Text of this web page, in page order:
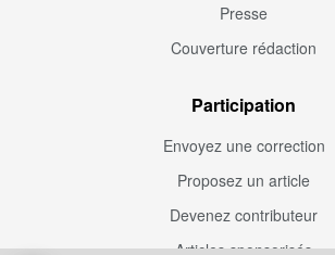
Presse
Couverture rédaction
Participation
Envoyez une correction
Proposez un article
Devenez contributeur
Articles sponsorisés